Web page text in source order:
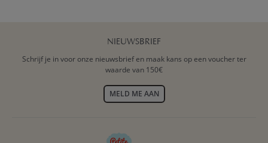
NIEUWSBRIEF
Schrijf je in voor onze nieuwsbrief en maak kans op een voucher ter
waarde van 150€
MELD ME AAN